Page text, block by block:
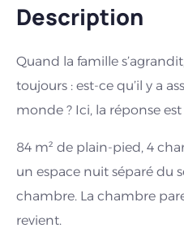
Description
Quand la famille
toujours : est-ce qu’il y a
monde ? Ici, la réponse
84 m² de plain-pied, 4
un espace nuit séparé du
chambre. La chambre
revient.